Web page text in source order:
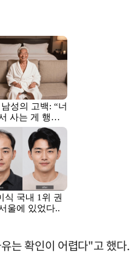
는 확인이 어렵다"고 했다.